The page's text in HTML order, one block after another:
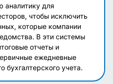
для
чтобы исключить
которые компании
В эти системы
отчеты и
ежедневные
бухгалтерского учета.